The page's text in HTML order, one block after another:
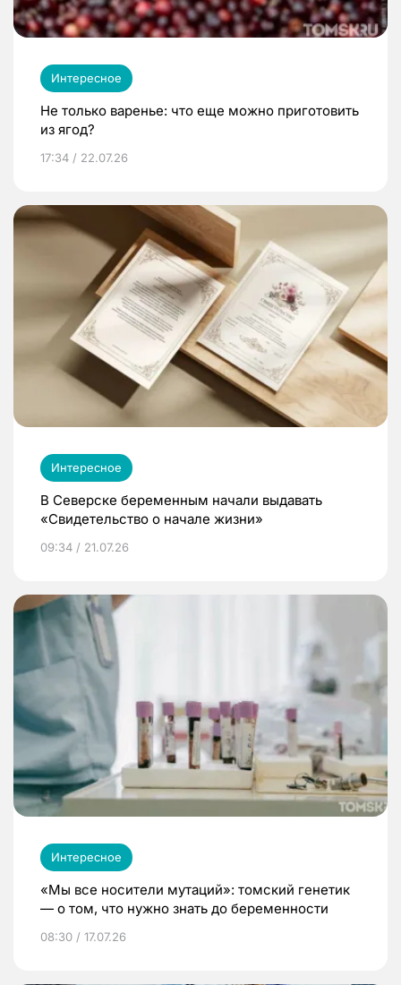
Интересное
Не только варенье: что еще можно приготовить
из ягод?
17:34 / 22.07.26
Интересное
В Северске беременным начали выдавать
«Свидетельство о начале жизни»
09:34 / 21.07.26
Интересное
«Мы все носители мутаций»: томский генетик
— о том, что нужно знать до беременности
08:30 / 17.07.26